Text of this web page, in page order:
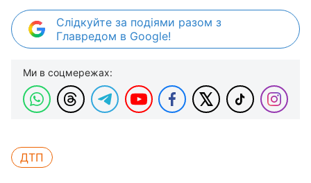
Слідкуйте за подіями разом з
Главредом в Google!
Ми в соцмережах:
ДТП